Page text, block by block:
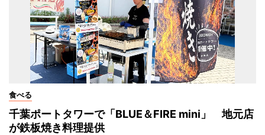
食べる
千葉ポートタワーで「BLUE＆FIRE mini」 地元店
が鉄板焼き料理提供